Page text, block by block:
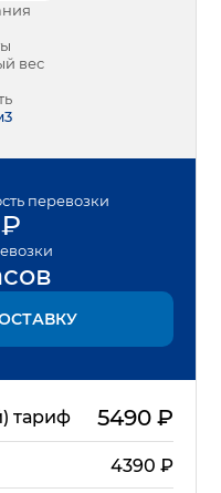
вес
перевозки
₽
тариф 5490₽
4390 ₽